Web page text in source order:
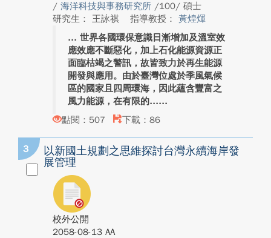
/ 海洋科技與事務研究所 /100/ 碩士
研究生： 王詠祺
指導教授： 黃煌煇
世界各國環保意識日漸增加及溫室效
應效應不斷惡化，加上石化能源資源正
面臨枯竭之警訊，故皆致力於再生能源
開發與應用。由於臺灣位處於季風氣候
區的國家且四周環海，因此蘊含豐富之
風力能源，在有限的...
點閱：507
下載：86
3
以新國土規劃之思維探討台灣永續海岸發
展管理
校外公開
2058-08-13 AA